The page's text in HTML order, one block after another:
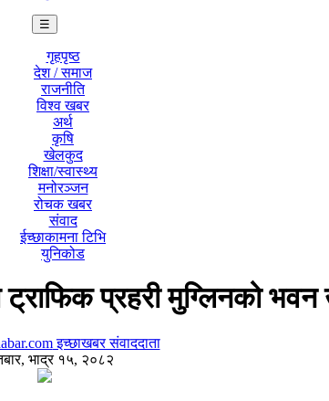
☰
गृहपृष्ठ
देश / समाज
राजनीति
विश्व खबर
अर्थ
कृषि
खेलकुद
शिक्षा/स्वास्थ्य
मनोरञ्जन
रोचक खबर
संवाद
ईच्छाकामना टिभि
युनिकोड
ट्राफिक प्रहरी मुग्लिनको
इच्छाखबर संवाददाता
भाद्र १५, २०८२